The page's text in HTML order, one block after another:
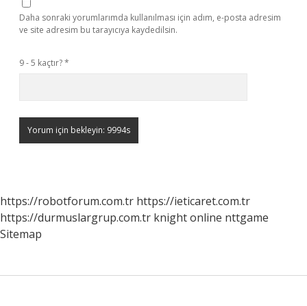
Daha sonraki yorumlarımda kullanılması için adım, e-posta adresim
ve site adresim bu tarayıcıya kaydedilsin.
9 - 5 kaçtır?*
https://robotforum.com.tr https://ieticaret.com.tr
https://durmuslargrup.com.tr knight online nttgame
Sitemap